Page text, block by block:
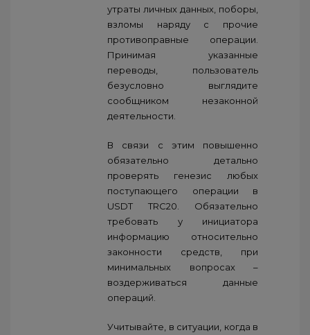
утраты личных данных, поборы,
взломы наряду с прочие
противоправные операции.
Принимая указанные
переводы, пользователь
безусловно выглядите
сообщником незаконной
деятельности.
В связи с этим повышенно
обязательно детально
проверять генезис любых
поступающего операции в
USDT TRC20. Обязательно
требовать у инициатора
информацию относительно
законности средств, при
минимальных вопросах –
воздерживаться данные
операций.
Учитывайте, в ситуации, когда в